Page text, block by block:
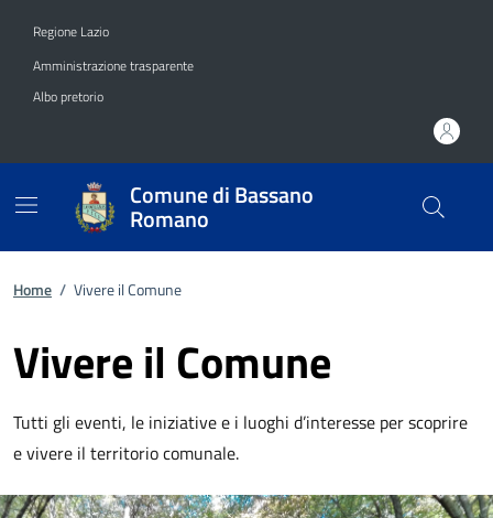
Regione Lazio
Amministrazione trasparente
Albo pretorio
Comune di Bassano
Romano
Home / Vivere il Comune
Vivere il Comune
Tutti gli eventi, le iniziative e i luoghi d’interesse per scoprire
e vivere il territorio comunale.